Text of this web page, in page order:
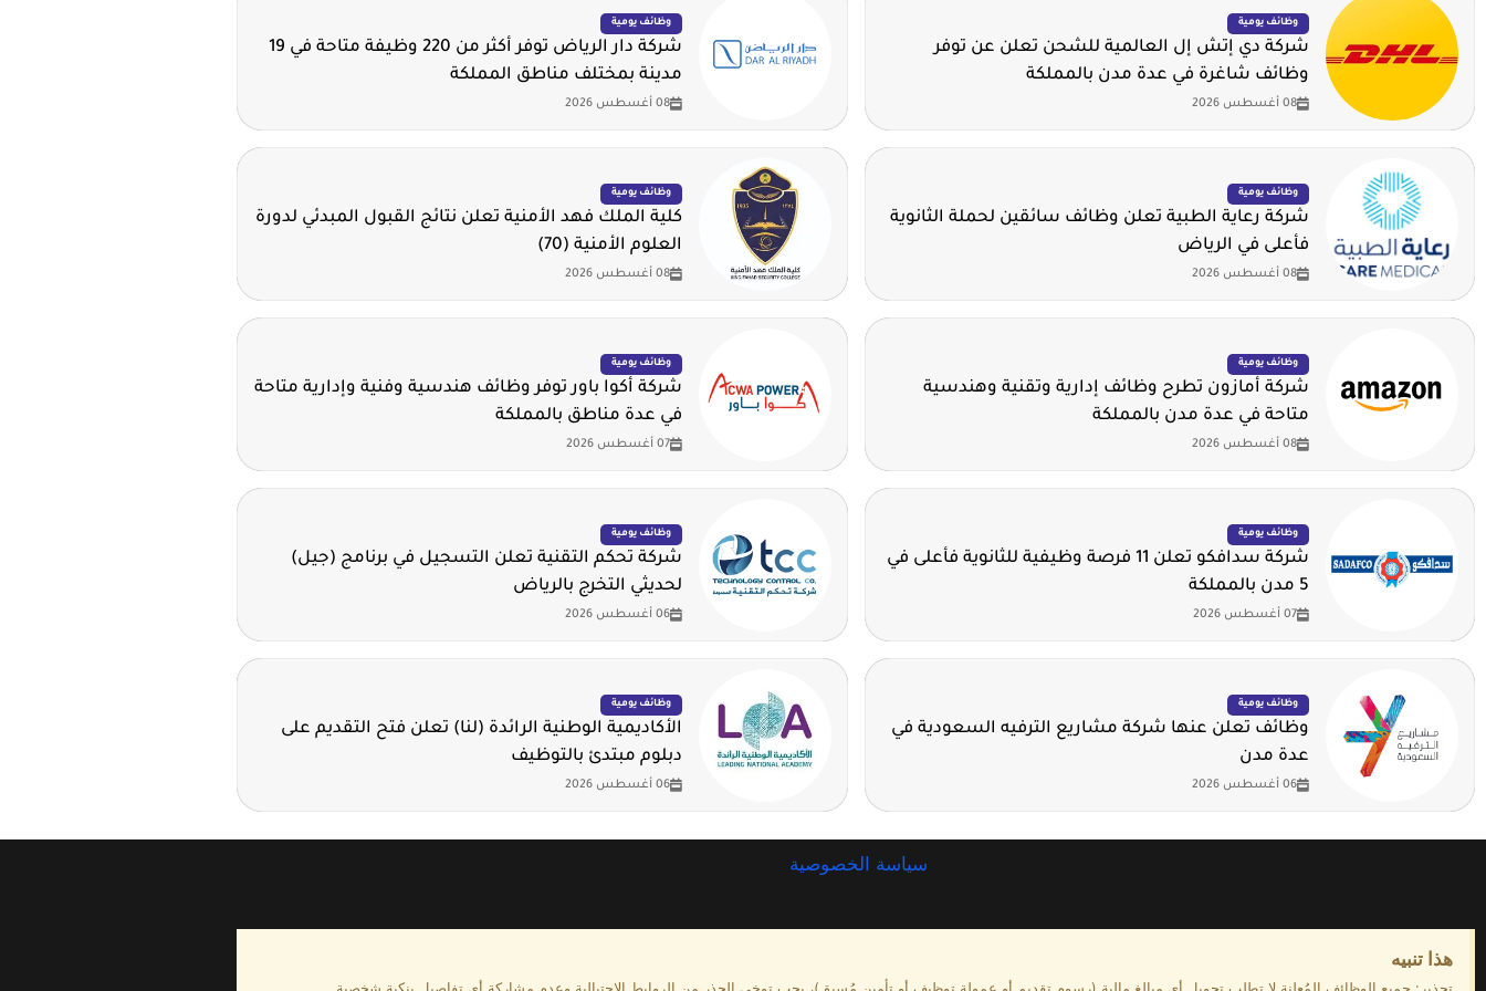
وظائف يومية
شركة دي إتش إل العالمية للشحن تعلن عن توفر
وظائف شاغرة في عدة مدن بالمملكة
08 أغسطس 2026
وظائف يومية
شركة دار الرياض توفر أكثر من 220 وظيفة متاحة في 19
مدينة بمختلف مناطق المملكة
08 أغسطس 2026
وظائف يومية
شركة رعاية الطبية تعلن وظائف سائقين لحملة الثانوية
فأعلى في الرياض
08 أغسطس 2026
وظائف يومية
كلية الملك فهد الأمنية تعلن نتائج القبول المبدئي لدورة
العلوم الأمنية (70)
08 أغسطس 2026
وظائف يومية
شركة أمازون تطرح وظائف إدارية وتقنية وهندسية
متاحة في عدة مدن بالمملكة
08 أغسطس 2026
وظائف يومية
شركة أكوا باور توفر وظائف هندسية وفنية وإدارية متاحة
في عدة مناطق بالمملكة
07 أغسطس 2026
وظائف يومية
شركة سدافكو تعلن 11 فرصة وظيفية للثانوية فأعلى في
5 مدن بالمملكة
07 أغسطس 2026
وظائف يومية
شركة تحكم التقنية تعلن التسجيل في برنامج (جيل)
لحديثي التخرج بالرياض
06 أغسطس 2026
وظائف يومية
وظائف تعلن عنها شركة مشاريع الترفيه السعودية في
عدة مدن
06 أغسطس 2026
وظائف يومية
الأكاديمية الوطنية الرائدة (لنا) تعلن فتح التقديم على
دبلوم مبتدئ بالتوظيف
06 أغسطس 2026
سياسة الخصوصية
هذا تنبيه
تحذير: جميع الوظائف المُعلنة لا تطلب تحويل أي مبالغ مالية (رسوم تقديم أو عمولة توظيف أو تأمين مُسبق)، يجب توخي الحذر من الروابط الاحتيالية وعدم مشاركة أي تفاصيل بنكية شخصية